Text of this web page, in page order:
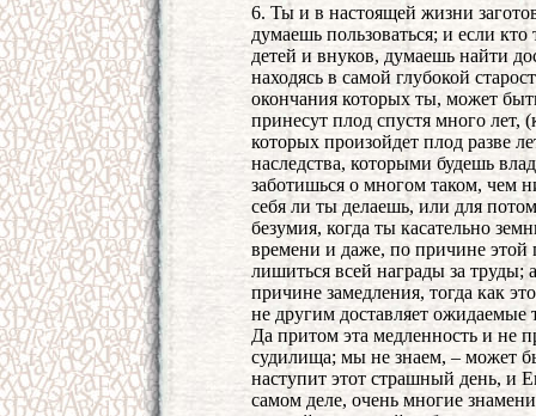
6. Ты и в настоящей жизни
думаешь пользоваться; и если
детей и внуков, думаешь найти
находясь в самой глубокой
окончания которых ты, может
принесут плод спустя много лет,
которых произойдет плод разве
наследства, которыми будешь
заботишься о многом таком, чем
себя ли ты делаешь, или для
безумия, когда ты касательно
времени и даже, по причине этой
лишиться всей награды за труды;
причине замедления, тогда как
не другим доставляет ожидаемые
Да притом эта медленность и не
судилища; мы не знаем, – может
наступит этот страшный день, и
самом деле, очень многие